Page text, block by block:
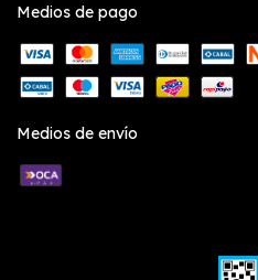
Medios de pago
Medios de envío